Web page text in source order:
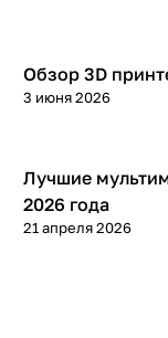
3D принтеры
Обзор 3D
3 июня 2026
3D принтеры
Лучшие
2026 года
21 апреля 2026